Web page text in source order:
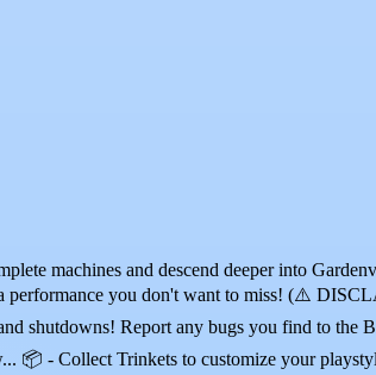
machines and descend deeper into
you don't want to miss! (⚠️
shutdowns! Report any bugs you find to
📦 - Collect Trinkets to customize your